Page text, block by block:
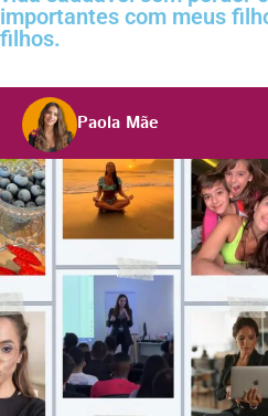
importantes com meus
filhos.
Paola Mãe